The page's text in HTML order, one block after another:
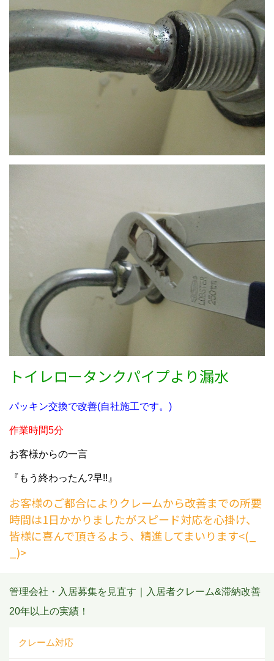
トイレロータンクパイプより漏水
パッキン交換で改善(自社施工です。)
作業時間5分
お客様からの一言
『もう終わったん?早!!』
お客様のご都合によりクレームから改善までの所要
時間は1日かかりましたがスピード対応を心掛け、
皆様に喜んで頂きるよう、精進してまいります<(_
_)>
管理会社・入居募集を見直す｜入居者クレーム&滞納改善
20年以上の実績！
クレーム対応